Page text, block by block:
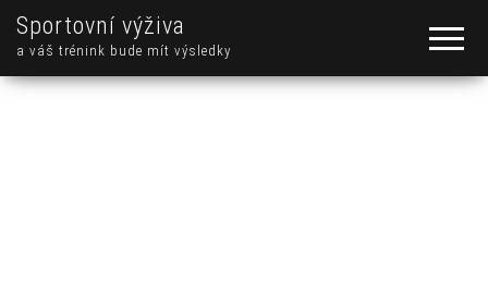
Sportovní výživa
a váš trénink bude mít výsledky